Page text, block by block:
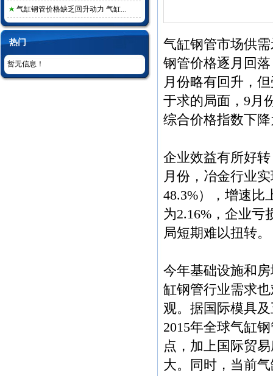
气缸钢管价格缺乏回升动力 气缸...
热门
暂无信息！
气缸钢管市场供
钢管价格逐月回
月份略有回升，
于求的局面，9月
综合价格指数下降
企业效益有所好
月份，冶金行业
48.3%），增速比
为2.16%，企业亏
局短期难以扭转。
今年基础设施和
缸钢管行业需求
观。据国际模具
2015年全球气缸
点，加上国际贸
大。同时，当前